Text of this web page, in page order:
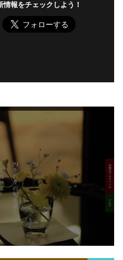
情報をチェックしよう！